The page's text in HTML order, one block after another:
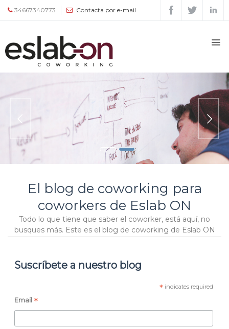
34667340773 Contacta por e-mail
El blog de coworking para
coworkers de Eslab ON
Todo lo que tiene que saber el coworker, está aquí, no
busques más. Este es el blog de coworking de Eslab ON
Suscríbete a nuestro blog
*indicates required
Email *
Quiénes
somos
Tarifas
Contacto